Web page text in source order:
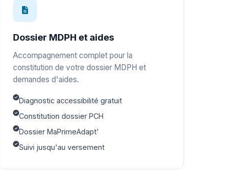
Dossier MDPH et aides
Accompagnement complet pour la
constitution de votre dossier MDPH et
demandes d'aides.
Diagnostic accessibilité gratuit
Constitution dossier PCH
Dossier MaPrimeAdapt'
Suivi jusqu'au versement